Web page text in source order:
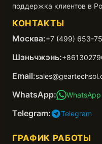
поддержка клиентов в
КОНТАКТЫ
Москва:+7 (499) 653-
Шэньчжэнь:
Email:
WhatsApp: WhatsApp
Telegram: Telegram
ГРАФИК РАБОТЫ